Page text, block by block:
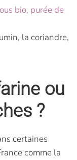
bio, purée de
la coriandre,
ou
?
certaines
comme la